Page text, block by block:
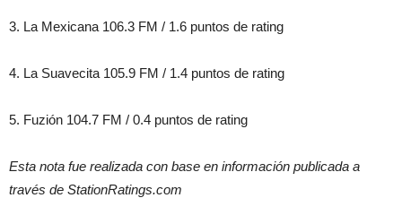
3. La Mexicana 106.3 FM / 1.6 puntos de rating
4. La Suavecita 105.9 FM / 1.4 puntos de rating
5. Fuzión 104.7 FM / 0.4 puntos de rating
Esta nota fue realizada con base en información publicada a
través de StationRatings.com